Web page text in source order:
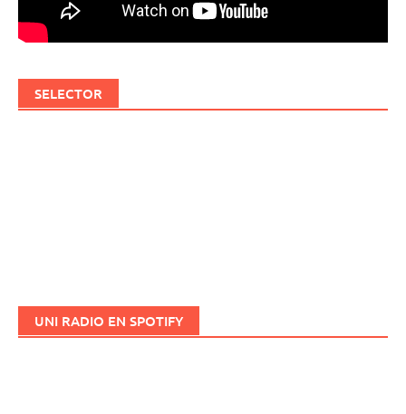
SELECTOR
UNI RADIO EN SPOTIFY